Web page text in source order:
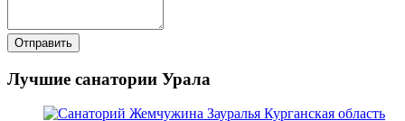
Отправить
Лучшие санатории Урала